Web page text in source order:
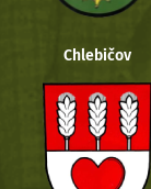
Chlebičov